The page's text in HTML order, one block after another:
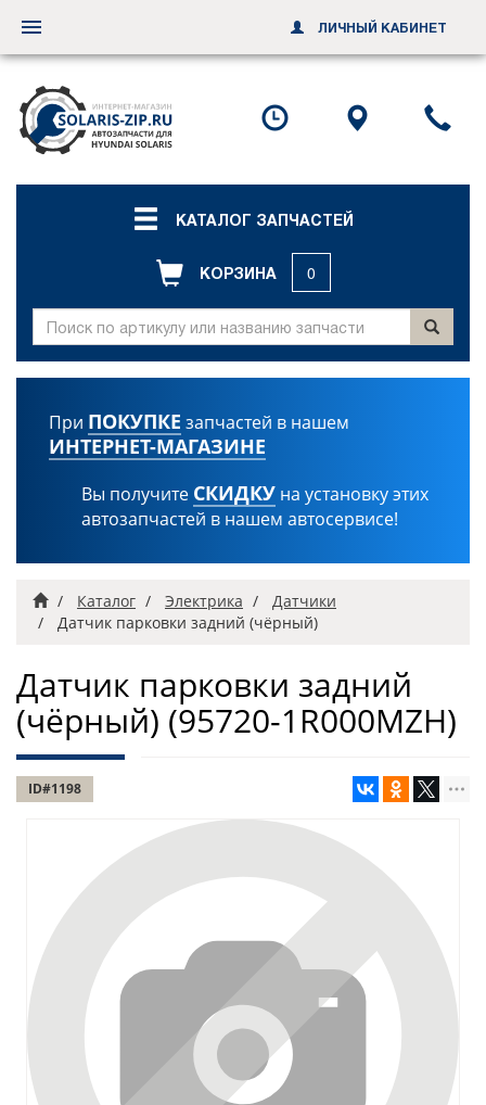
КАТАЛОГ ЗАПЧАСТЕЙ
КОРЗИНА 0
При ПОКУПКЕ запчастей в нашем
ИНТЕРНЕТ-МАГАЗИНЕ
Вы получите СКИДКУ на установку этих
автозапчастей в нашем автосервисе!
ГлавнаяКаталог Электрика
Датчики
Датчик парковки задний (чёрный)
Датчик парковки задний
(чёрный) (95720-1R000MZH)
ID#1198
Переключить
навигацию
ЛИЧНЫЙ КАБИНЕТ
Посмотреть
график схему